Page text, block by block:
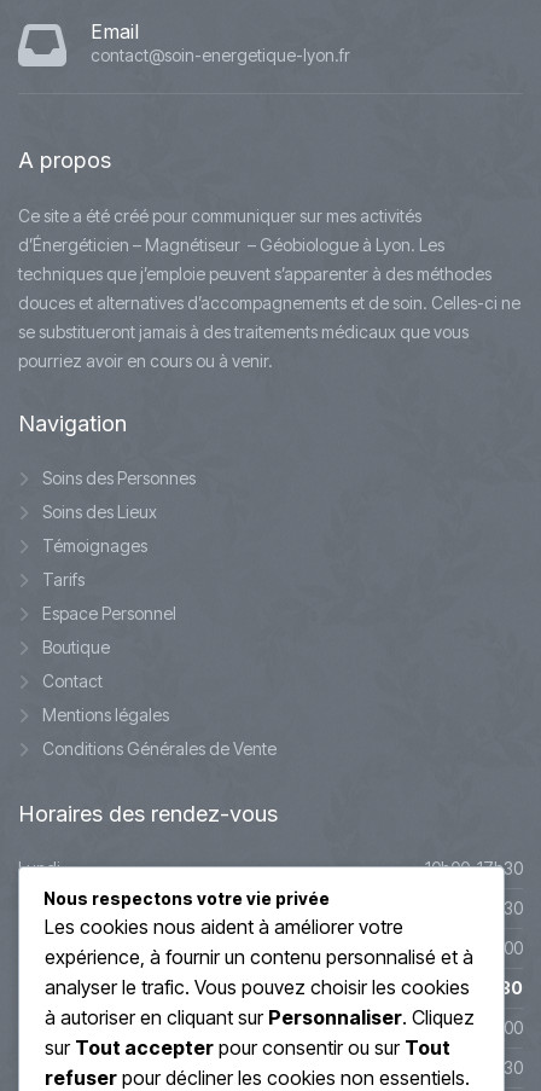
Email
contact@soin-energetique-lyon.fr
A propos
Ce site a été créé pour communiquer sur mes activités
d’Énergéticien – Magnétiseur – Géobiologue à Lyon. Les
techniques que j’emploie peuvent s’apparenter à des méthodes
douces et alternatives d’accompagnements et de soin. Celles-ci ne
se substitueront jamais à des traitements médicaux que vous
pourriez avoir en cours ou à venir.
Navigation
Soins des Personnes
Soins des Lieux
Témoignages
Tarifs
Espace Personnel
Boutique
Contact
Mentions légales
Conditions Générales de Vente
Horaires des rendez-vous
Lundi
10h00-17h30
Mardi
10h00-17h30
Mercredi
9h45-20h00
Jeudi
10h00-19h30
Vendredi
10h00-19h00
Samedi
10h00-17h30
Nous respectons votre vie privée
Les cookies nous aident à améliorer votre
expérience, à fournir un contenu personnalisé et à
analyser le trafic. Vous pouvez choisir les cookies
à autoriser en cliquant sur Personnaliser. Cliquez
sur Tout accepter pour consentir ou sur Tout
refuser pour décliner les cookies non essentiels.